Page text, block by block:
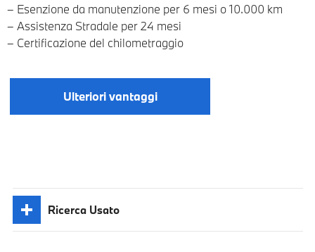
– Esenzione da manutenzione per 6 mesi o 10.000 km
– Assistenza Stradale per 24 mesi
– Certificazione del chilometraggio
Ulteriori vantaggi